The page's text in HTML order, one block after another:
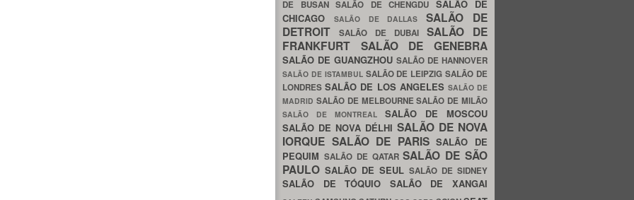
DE BUSAN SALÃO DE CHENGDU SALÃO DE
CHICAGO
SALÃO DE DALLASSALÃO DE
DETROIT
SALÃO DE DUBAI SALÃO DE
FRANKFURT SALÃO DE GENEBRA
SALÃO DE GUANGZHOU SALÃO DE HANNOVER
SALÃO DE ISTAMBUL SALÃO DE LEIPZIGSALÃO DE
LONDRESSALÃO DE LOS ANGELES SALÃO DE
MADRID SALÃO DE MELBOURNESALÃO DE MILÃO
SALÃO DE MONTREAL SALÃO DE MOSCOU
SALÃO DE NOVA DÉLHI SALÃO DE NOVA
IORQUE SALÃO DE PARISSALÃO DE
PEQUIM SALÃO DE QATARSALÃO DE SÃO
PAULO SALÃO DE SEUL SALÃO DE SIDNEY
SALÃO DE TÓQUIO SALÃO DE XANGAI